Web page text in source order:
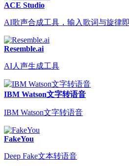
ACE Studio
AI歌声合成工具，输入歌词与旋律
Resemble.ai
AI人声生成工具
IBM Watson文字转语音
IBM Watson文字转语音
FakeYou
Deep Fake文本转语音